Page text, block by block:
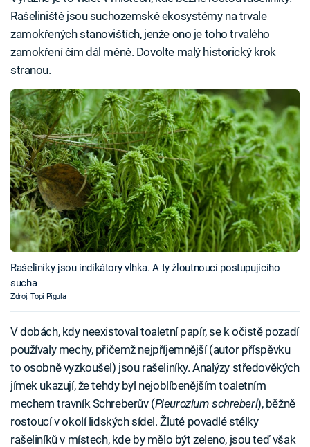
Rašeliniště jsou suchozemské ekosystémy na trvale
zamokřených stanovištích, jenže ono je toho trvalého
zamokření čím dál méně. Dovolte malý historický krok
stranou.
Rašeliníky jsou indikátory vlhka. A ty žloutnoucí postupujícího
sucha
Zdroj: Topi Pigula
V dobách, kdy neexistoval toaletní papír, se k očistě pozadí
používaly mechy, přičemž nejpříjemnější (autor příspěvku
to osobně vyzkoušel) jsou rašeliníky. Analýzy středověkých
jímek ukazují, že tehdy byl nejoblíbenějším toaletním
mechem travník Schreberův (Pleurozium schreberi), běžně
rostoucí v okolí lidských sídel. Žluté povadlé stélky
rašeliníků v místech, kde by mělo být zeleno, jsou teď však